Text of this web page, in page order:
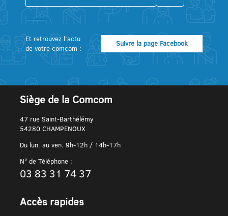
Et retrouvez l’actu
de votre comcom :
Suivre la page Facebook
Siège de la Comcom
47 rue Saint-Barthélémy
54280 CHAMPENOUX
Du lun. au ven. 9h-12h / 14h-17h
N° de Téléphone :
03 83 31 74 37
Accès rapides